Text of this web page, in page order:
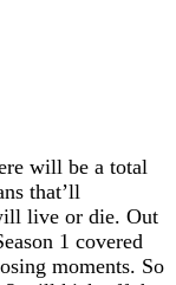
will be a total
that’ll
live or die. Out
1 covered
moments. So